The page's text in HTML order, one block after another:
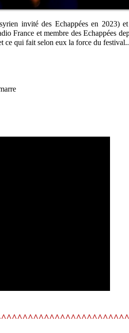
invité des Echappées en 2023)
France et membre des Echappées
ce qui fait selon eux la force du